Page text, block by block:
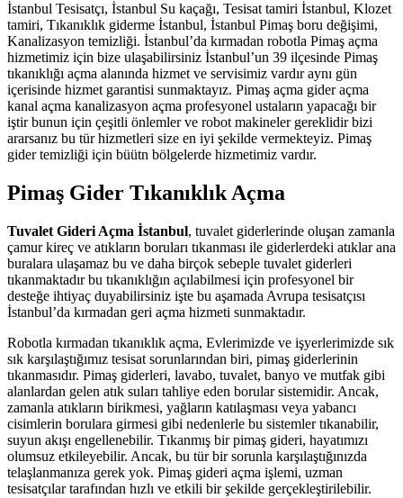
İstanbul Tesisatçı, İstanbul Su kaçağı, Tesisat tamiri İstanbul, Klozet
tamiri, Tıkanıklık giderme İstanbul, İstanbul Pimaş boru değişimi,
Kanalizasyon temizliği. İstanbul’da kırmadan robotla Pimaş açma
hizmetimiz için bize ulaşabilirsiniz İstanbul’un 39 ilçesinde Pimaş
tıkanıklığı açma alanında hizmet ve servisimiz vardır aynı gün
içerisinde hizmet garantisi sunmaktayız. Pimaş açma gider açma
kanal açma kanalizasyon açma profesyonel ustaların yapacağı bir
iştir bunun için çeşitli önlemler ve robot makineler gereklidir bizi
ararsanız bu tür hizmetleri size en iyi şekilde vermekteyiz. Pimaş
gider temizliği için büütn bölgelerde hizmetimiz vardır.
Pimaş Gider Tıkanıklık Açma
Tuvalet Gideri Açma İstanbul, tuvalet giderlerinde oluşan zamanla
çamur kireç ve atıkların boruları tıkanması ile giderlerdeki atıklar ana
buralara ulaşamaz bu ve daha birçok sebeple tuvalet giderleri
tıkanmaktadır bu tıkanıklığın açılabilmesi için profesyonel bir
desteğe ihtiyaç duyabilirsiniz işte bu aşamada Avrupa tesisatçısı
İstanbul’da kırmadan geri açma hizmeti sunmaktadır.
Robotla kırmadan tıkanıklık açma, Evlerimizde ve işyerlerimizde sık
sık karşılaştığımız tesisat sorunlarından biri, pimaş giderlerinin
tıkanmasıdır. Pimaş giderleri, lavabo, tuvalet, banyo ve mutfak gibi
alanlardan gelen atık suları tahliye eden borular sistemidir. Ancak,
zamanla atıkların birikmesi, yağların katılaşması veya yabancı
cisimlerin borulara girmesi gibi nedenlerle bu sistemler tıkanabilir,
suyun akışı engellenebilir. Tıkanmış bir pimaş gideri, hayatımızı
olumsuz etkileyebilir. Ancak, bu tür bir sorunla karşılaştığınızda
telaşlanmanıza gerek yok. Pimaş gideri açma işlemi, uzman
tesisatçılar tarafından hızlı ve etkili bir şekilde gerçekleştirilebilir.